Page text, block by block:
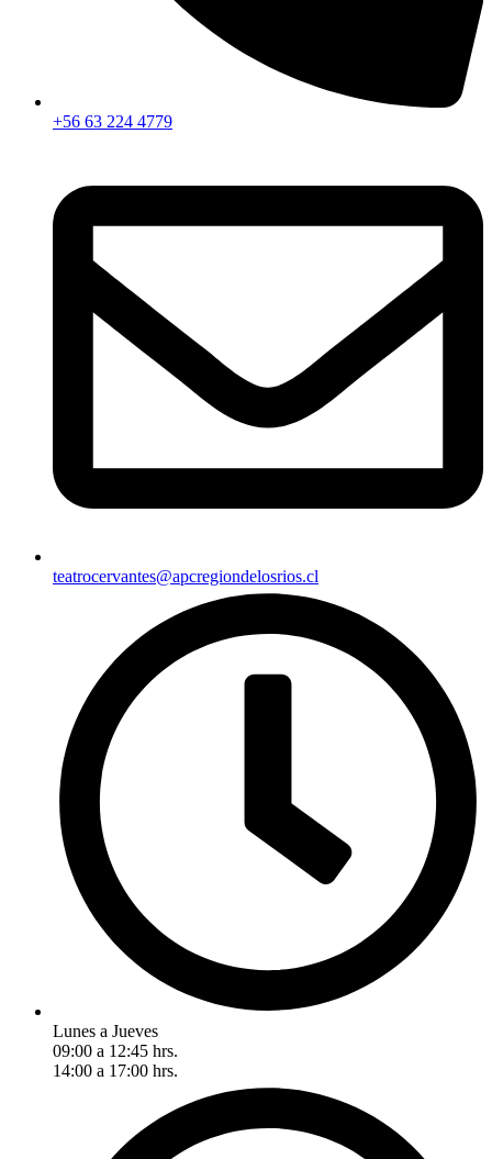
+56 63 224 4779
teatrocervantes@apcregiondelosrios.cl
Lunes a Jueves
09:00 a 12:45 hrs.
14:00 a 17:00 hrs.